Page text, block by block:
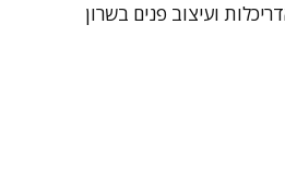
ועיצוב פנים בשרון